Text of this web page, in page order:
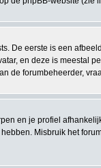
De eerste is een
en deze is meestal
de forumbeheerder,
en je profiel
Misbruik het